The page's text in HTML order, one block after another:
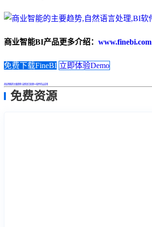
商业智能BI产品更多介绍： www.finebi.com
免费下载FineBI 立即体验Demo
商业智能的主要趋势 自然语言处理 BI软件的云应用
免费资源